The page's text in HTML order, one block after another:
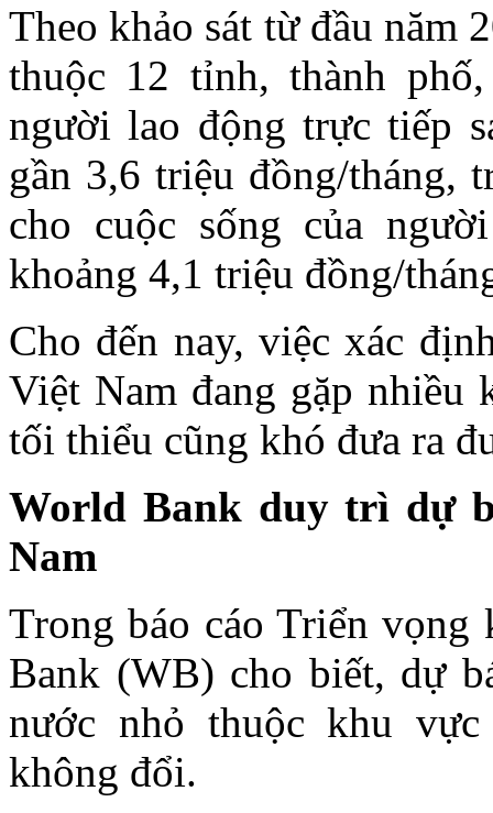
Theo khảo sát từ đầu năm
thuộc 12 tỉnh, thành
người lao động trực tiếp
gần 3,6 triệu đồng/tháng,
cho cuộc sống của
khoảng 4,1 triệu đồng/
Cho đến nay, việc xác
Việt Nam đang gặp nhiều
tối thiểu cũng khó đưa ra
World Bank duy trì dự
Nam
Trong báo cáo Triển
Bank (WB) cho biết, dự
nước nhỏ thuộc khu
không đổi.